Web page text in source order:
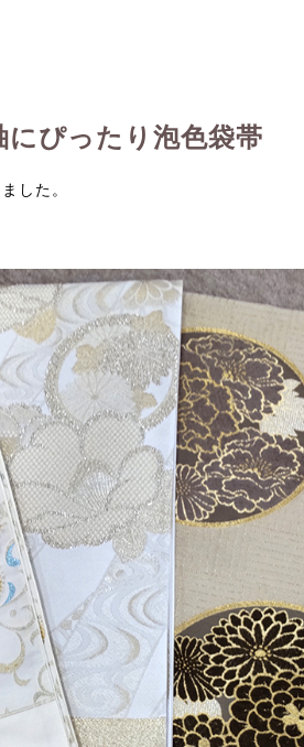
ぴったり泡色袋帯
した。